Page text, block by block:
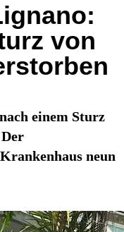
von
einem Sturz
neun